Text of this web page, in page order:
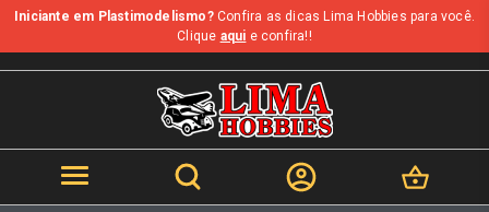
b
Iniciante em Plastimodelismo?Confira as dicas Lima Hobbies para você.
Clique aqui e confira!!